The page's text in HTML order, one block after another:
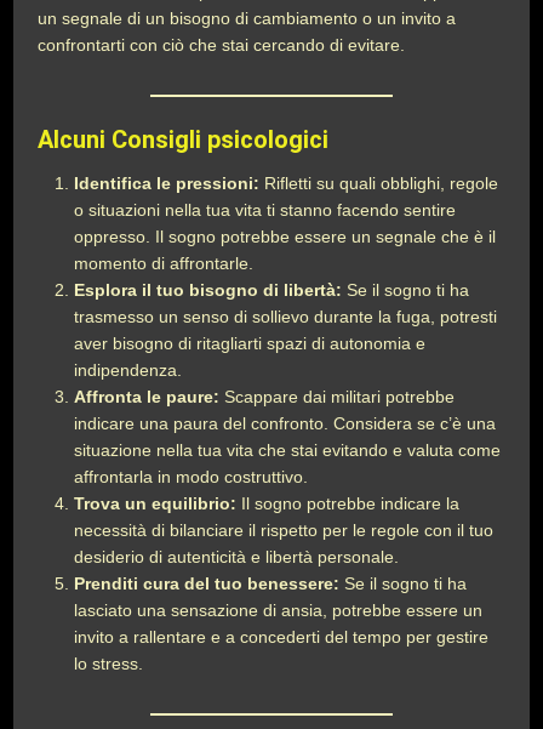
un segnale di un bisogno di cambiamento o un invito a
confrontarti con ciò che stai cercando di evitare.
Alcuni Consigli psicologici
Identifica le pressioni: Rifletti su quali obblighi, regole
o situazioni nella tua vita ti stanno facendo sentire
oppresso. Il sogno potrebbe essere un segnale che è il
momento di affrontarle.
Esplora il tuo bisogno di libertà: Se il sogno ti ha
trasmesso un senso di sollievo durante la fuga, potresti
aver bisogno di ritagliarti spazi di autonomia e
indipendenza.
Affronta le paure: Scappare dai militari potrebbe
indicare una paura del confronto. Considera se c’è una
situazione nella tua vita che stai evitando e valuta come
affrontarla in modo costruttivo.
Trova un equilibrio: Il sogno potrebbe indicare la
necessità di bilanciare il rispetto per le regole con il tuo
desiderio di autenticità e libertà personale.
Prenditi cura del tuo benessere: Se il sogno ti ha
lasciato una sensazione di ansia, potrebbe essere un
invito a rallentare e a concederti del tempo per gestire
lo stress.